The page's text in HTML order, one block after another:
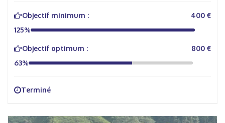
Objectif minimum :
400 €
125%
Objectif optimum :
800 €
63%
Terminé